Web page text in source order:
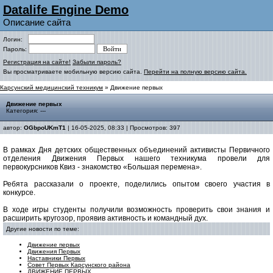
Datalife Engine Demo
Описание сайта
Логин:
Пароль:
Регистрация на сайте! Забыли пароль?
Вы просматриваете мобильную версию сайта. Перейти на полную версию сайта.
Карсунский медицинский техникум » Движение первых
Движение первых
Категория: ---
автор: OGbpoUKmT1 | 16-05-2025, 08:33 | Просмотров: 397
В рамках Дня детских общественных объединений активисты Первичного
отделения Движения Первых нашего техникума провели для
первокурсников Квиз - знакомство «Большая перемена».
Ребята рассказали о проекте, поделились опытом своего участия в
конкурсе.
В ходе игры студенты получили возможность проверить свои знания и
расширить кругозор, проявив активность и командный дух.
Другие новости по теме:
Движение первых
Движения Первых
Наставники Первых
Совет Первых Карсунского района
ДВИЖЕНИЕ ПЕРВЫХ